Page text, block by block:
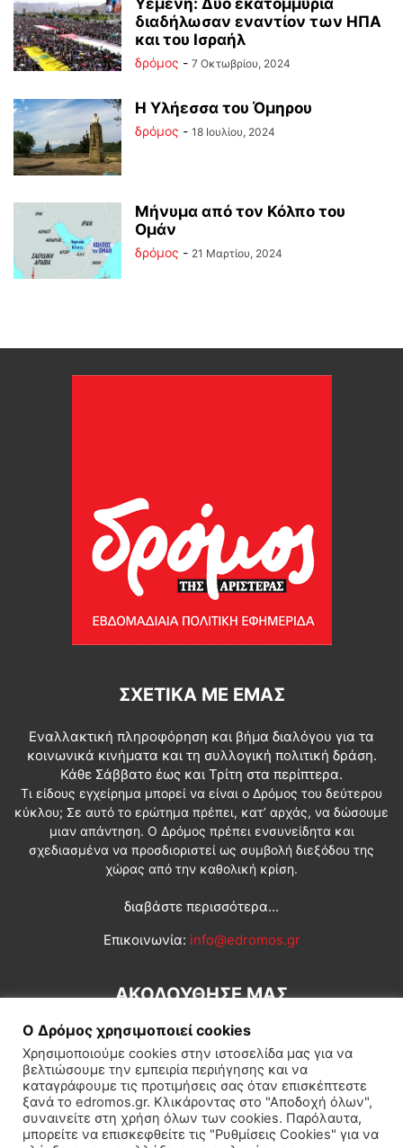
διαδήλωσαν εναντίον των ΗΠΑ
και του Ισραήλ
δρόμος - 7 Οκτωβρίου, 2024
Η Υλήεσσα του Όμηρου
δρόμος - 18 Ιουλίου, 2024
Μήνυμα από τον Κόλπο του
Ομάν
δρόμος - 21 Μαρτίου, 2024
ΣΧΕΤΙΚΆ ΜΕ ΕΜΆΣ
Εναλλακτική πληροφόρηση και βήμα διαλόγου για τα
κοινωνικά κινήματα και τη συλλογική πολιτική δράση.
Κάθε Σάββατο έως και Τρίτη στα περίπτερα.
Τι είδους εγχείρημα μπορεί να είναι ο Δρόμος του δεύτερου
κύκλου; Σε αυτό το ερώτημα πρέπει, κατ’ αρχάς, να δώσουμε
μιαν απάντηση. Ο Δρόμος πρέπει ενσυνείδητα και
σχεδιασμένα να προσδιοριστεί ως συμβολή διεξόδου της
χώρας από την καθολική κρίση.
διαβάστε περισσότερα...
Επικοινωνία: info@edromos.gr
ΑΚΟΛΟΥΘΗΣΕ ΜΑΣ
Εγγραφή συνδρομητή Πολιτική Διεθνή Κοινωνία
Ο Δρόμος χρησιμοποιεί cookies
Χρησιμοποιούμε cookies στην ιστοσελίδα μας για να
βελτιώσουμε την εμπειρία περιήγησης και να
καταγράφουμε τις προτιμήσεις σας όταν επισκέπτεστε
ξανά το edromos.gr. Κλικάροντας στο "Αποδοχή όλων",
συναινείτε στη χρήση όλων των cookies. Παρόλαυτα,
μπορείτε να επισκεφθείτε τις "Ρυθμίσεις Cookies" για να